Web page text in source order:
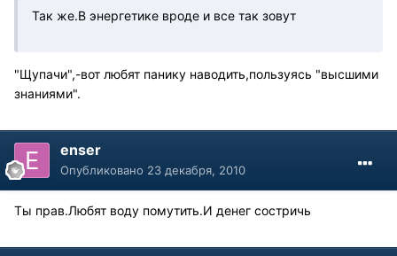
Так же.В энергетике вроде и все так зовут
"Щупачи",-вот любят панику наводить,пользуясь "высшими
знаниями".
enser
Опубликовано 23 декабря, 2010
Ты прав.Любят воду помутить.И денег состричь